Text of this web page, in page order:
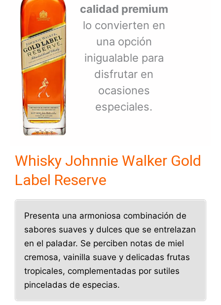
calidad premium
lo convierten en
una opción
inigualable para
disfrutar en
ocasiones
especiales.
Whisky Johnnie Walker Gold
Label Reserve
Presenta una armoniosa combinación de
sabores suaves y dulces que se entrelazan
en el paladar. Se perciben notas de miel
cremosa, vainilla suave y delicadas frutas
tropicales, complementadas por sutiles
pinceladas de especias.